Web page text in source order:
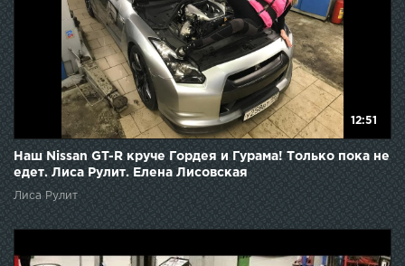
12:51
Наш Nissan GT-R круче Гордея и Гурама! Только пока не
едет. Лиса Рулит. Елена Лисовская
Лиса Рулит